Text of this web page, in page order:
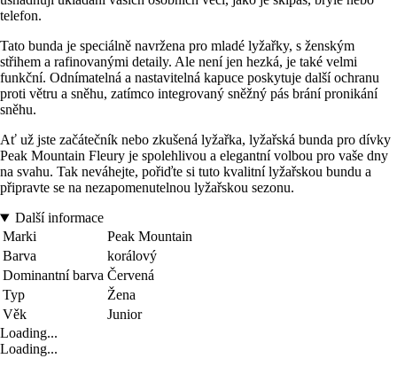
telefon.
Tato bunda je speciálně navržena pro mladé lyžařky, s ženským
střihem a rafinovanými detaily. Ale není jen hezká, je také velmi
funkční. Odnímatelná a nastavitelná kapuce poskytuje další ochranu
proti větru a sněhu, zatímco integrovaný sněžný pás brání pronikání
sněhu.
Ať už jste začátečník nebo zkušená lyžařka, lyžařská bunda pro dívky
Peak Mountain Fleury je spolehlivou a elegantní volbou pro vaše dny
na svahu. Tak neváhejte, pořiďte si tuto kvalitní lyžařskou bundu a
připravte se na nezapomenutelnou lyžařskou sezonu.
Další informace
Marki
Peak Mountain
Barva
korálový
Dominantní barva Červená
Typ
Žena
Věk
Junior
Loading...
Loading...